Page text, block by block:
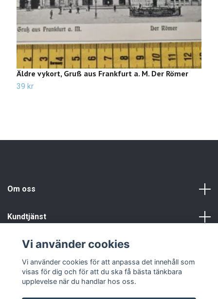
Äldre vykort, Gruß aus Frankfurt a. M. Der Römer
39 kr
Om oss
Kundtjänst
Vi använder cookies
Vi använder cookies för att anpassa det innehåll som
visas för dig och för att du ska få bästa tänkbara
upplevelse när du handlar hos oss.